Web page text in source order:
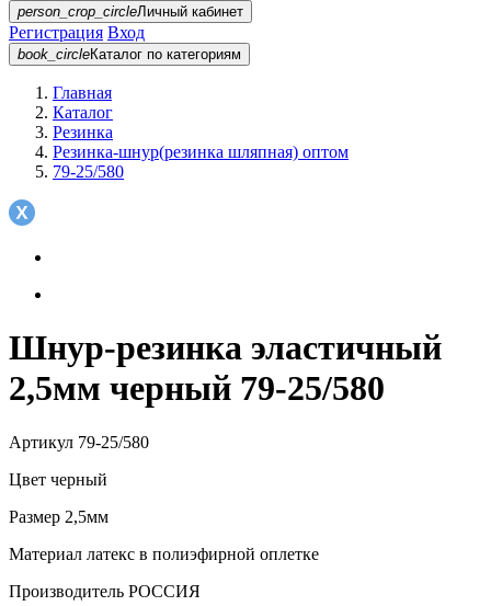
person_crop_circleЛичный кабинет
Регистрация Вход
book_circleКаталог по категориям
Главная
Каталог
Резинка
Резинка-шнур(резинка шляпная) оптом
79-25/580
Шнур-резинка эластичный
2,5мм черный 79-25/580
Артикул 79-25/580
Цвет черный
Размер 2,5мм
Материал латекс в полиэфирной оплетке
Производитель РОССИЯ